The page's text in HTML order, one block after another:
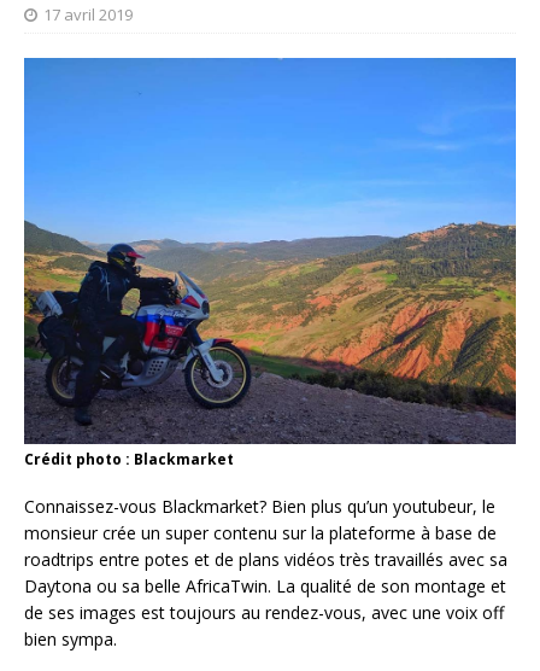
17 avril 2019
Crédit photo : Blackmarket
Connaissez-vous Blackmarket? Bien plus qu’un youtubeur, le
monsieur crée un super contenu sur la plateforme à base de
roadtrips entre potes et de plans vidéos très travaillés avec sa
Daytona ou sa belle AfricaTwin. La qualité de son montage et
de ses images est toujours au rendez-vous, avec une voix off
bien sympa.